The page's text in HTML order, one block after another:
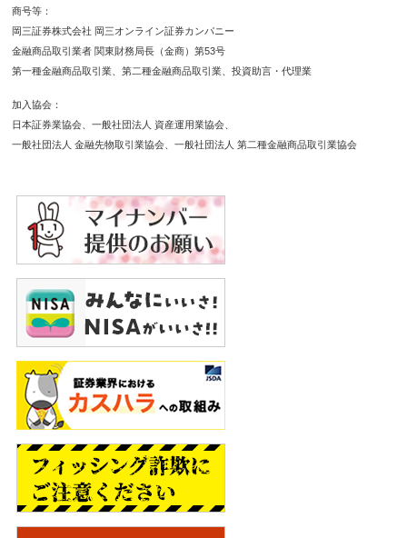
商号等
岡三証券株式会社 岡三オンライン証券カンパニー
金融商品取引業者 関東財務局長（金商）第53号
第一種金融商品取引業
第二種金融商品取引業 投資助言・代理業
加入協会
日本証券業協会
一般社団法人 資産運用業協会
一般社団法人 金融先物取引業協会
一般社団法人 第二種金融商品取引業協会